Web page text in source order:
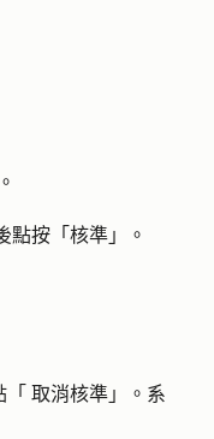
。
點按「 核準 」。
「 取消核準 」。系